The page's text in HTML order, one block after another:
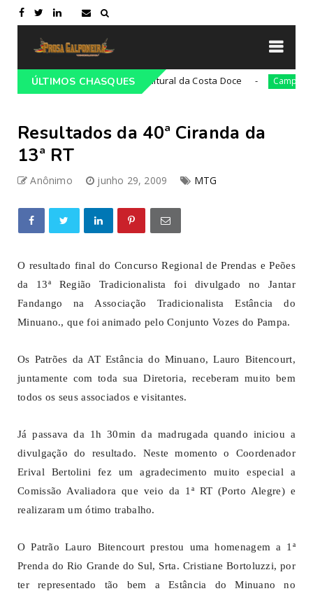
ÚLTIMOS CHASQUES
21ª Cavalgada Cultural da Costa Doce Campeiro
Resultados da 40ª Ciranda da
13ª RT
Anônimo junho 29, 2009 MTG
O resultado final do Concurso Regional de Prendas e Peões
da 13ª Região Tradicionalista foi divulgado no Jantar
Fandango na Associação Tradicionalista Estância do
Minuano., que foi animado pelo Conjunto Vozes do Pampa.
Os Patrões da AT Estância do Minuano, Lauro Bitencourt,
juntamente com toda sua Diretoria, receberam muito bem
todos os seus associados e visitantes.
Já passava da 1h 30min da madrugada quando iniciou a
divulgação do resultado. Neste momento o Coordenador
Erival Bertolini fez um agradecimento muito especial a
Comissão Avaliadora que veio da 1ª RT (Porto Alegre) e
realizaram um ótimo trabalho.
O Patrão Lauro Bitencourt prestou uma homenagem a 1ª
Prenda do Rio Grande do Sul, Srta. Cristiane Bortoluzzi, por
ter representado tão bem a Estância do Minuano no